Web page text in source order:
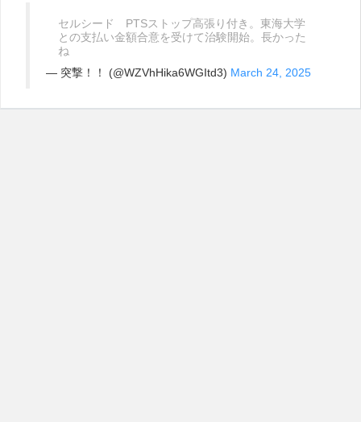
セルシード PTSストップ高張り付き。東海大学
との支払い金額合意を受けて治験開始。長かった
ね
— 突撃！！ (@WZVhHika6WGItd3) March 24, 2025